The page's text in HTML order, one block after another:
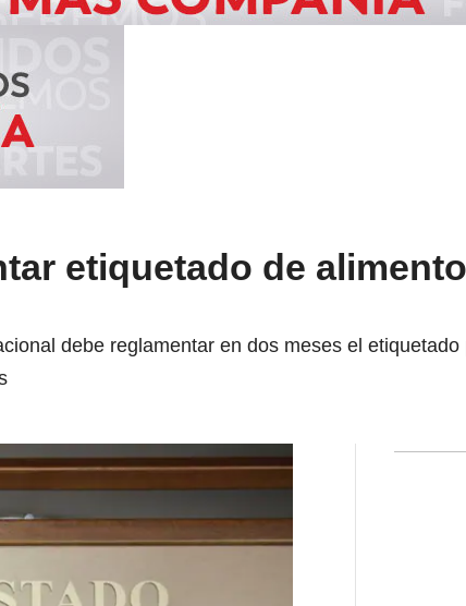
etiquetado de
debe reglamentar en dos meses el